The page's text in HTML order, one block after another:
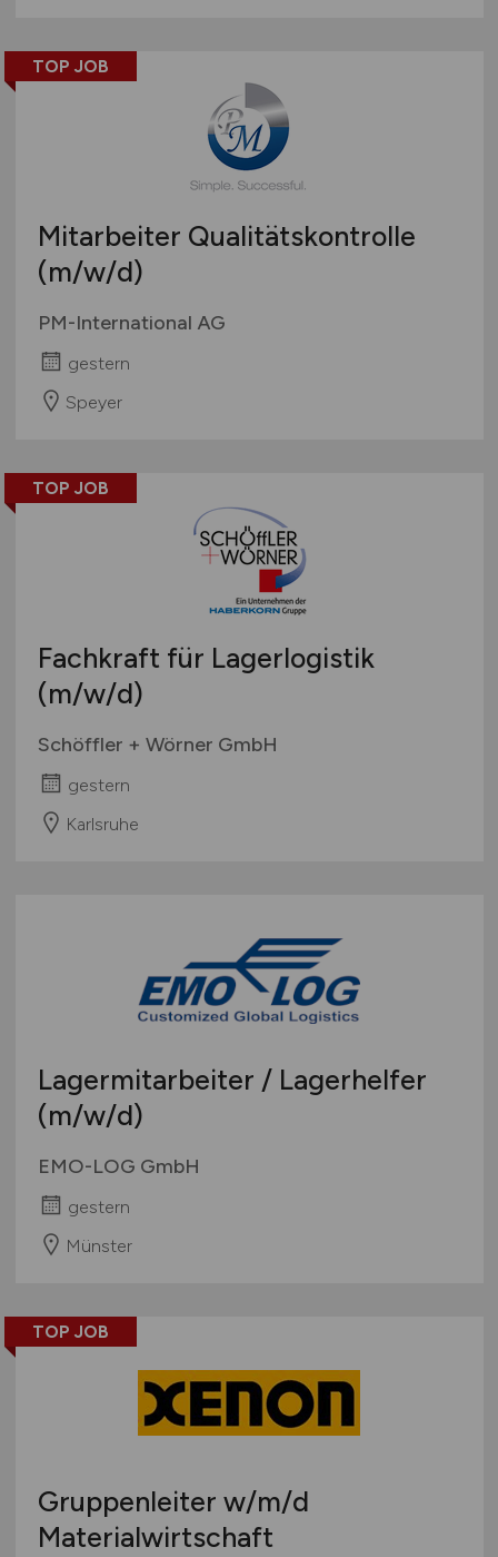
TOP JOB
Mitarbeiter Qualitätskontrolle
(m/w/d)
PM-International AG
gestern
Speyer
TOP JOB
Fachkraft für Lagerlogistik
(m/w/d)
Schöffler + Wörner GmbH
gestern
Karlsruhe
Lagermitarbeiter / Lagerhelfer
(m/w/d)
EMO-LOG GmbH
gestern
Münster
TOP JOB
Gruppenleiter w/m/d
Materialwirtschaft